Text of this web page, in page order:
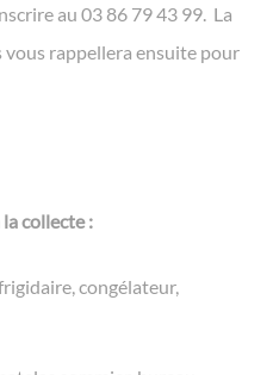
au 03 86 79 43 99. La
rappellera ensuite pour
la collecte :
congélateur,